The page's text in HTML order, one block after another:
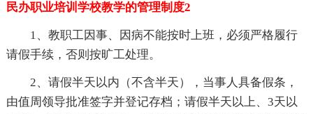
民办职业培训学校教学的管理制度2
1、教职工因事、因病不能按时上班，必须严格履行
请假手续，否则按旷工处理。
2、请假半天以内（不含半天），当事人具备假条，
由值周领导批准签字并登记存档；请假半天以上、3天以